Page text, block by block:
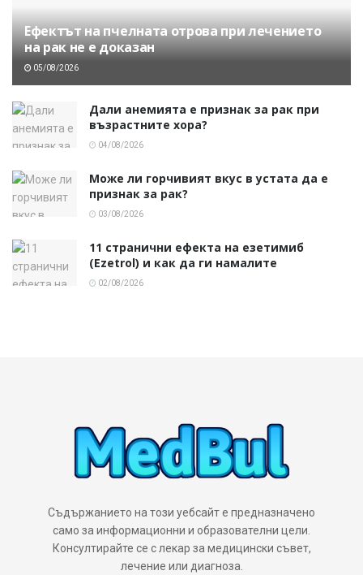
Ефектът на пчелната отрова при лечението
на рак не е доказан
05/08/2026
Дали анемията е признак за рак при
възрастните хора?
04/08/2026
Може ли горчивият вкус в устата да е
признак за рак?
03/08/2026
11 странични ефекта на езетимиб
(Ezetrol) и как да ги намалите
02/08/2026
Съдържанието на този уебсайт е предназначено
само за информационни и образователни цели.
Консултирайте се с лекар за медицински съвет,
лечение или диагноза.